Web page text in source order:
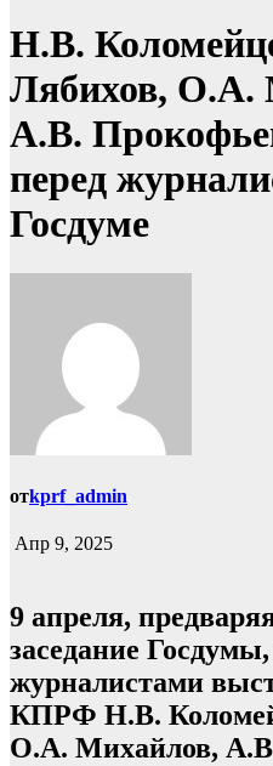
Н.В.
Лябихов, О.А.
А.В.
перед
Госдуме
отkprf_admin
Апр 9, 2025
9 апреля,
заседание
журналистами
КПРФ Н.В.
О.А. Михайлов,